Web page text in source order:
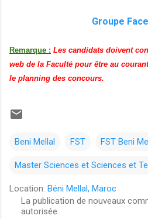
Groupe
Remarque : Les candidats doivent
web de la Faculté pour être au
le planning des concours.
Beni Mellal FST FST Beni
Master Sciences et Sciences et
Location: Béni Mellal, Maroc
C
La publication de nouveaux
autorisée.